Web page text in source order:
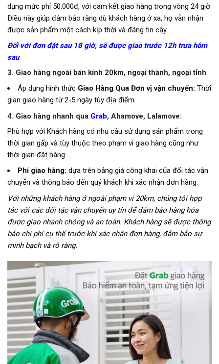
dụng mức phí 50.000đ, với cam kết giao hàng trong vòng 24 giờ.
Điều này giúp đảm bảo rằng dù khách hàng ở xa, họ vẫn nhận
được sản phẩm một cách kịp thời và đáng tin cậy.
Đối với đơn đặt sau 18 giờ, sẽ được giao trước 12h trưa hôm
sau
3. Giao hàng ngoài bán kính 20km, ngoại thành, ngoại tỉnh
Áp dụng hình thức Giao Hàng Qua Đơn vị vận chuyển: Thời
gian giao hàng từ 2-5 ngày tùy địa điểm
4. Giao hàng nhanh qua Grab, Ahamove, Lalamove:
Phù hợp với Khách hàng có nhu cầu sử dụng sản phẩm trong
thời gian gấp và tùy thuộc theo phạm vi giao hàng cũng như
thời gian đặt hàng.
Phí giao hàng: dựa trên bảng giá công khai của đối tác vận
chuyển và thông báo đến quý khách khi xác nhận đơn hàng.
Với những khách hàng ở ngoài phạm vi 20km, chúng tôi hợp
tác với các đối tác vận chuyển uy tín để đảm bảo hàng hóa
được giao nhanh chóng và an toàn. Khách hàng sẽ được thông
báo chi phí cụ thể trước khi xác nhận đơn hàng, đảm bảo sự
minh bạch và rõ ràng.